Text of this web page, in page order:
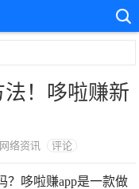
！哆啦赚新
络资讯 评论
？哆啦赚app是一款做